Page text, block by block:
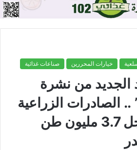
خيارات المحررين صناعات غذائية
الجديد من نشرة
“138” .. الصادرات الزراعية
المصرية تسجل 3.7 مليون طن